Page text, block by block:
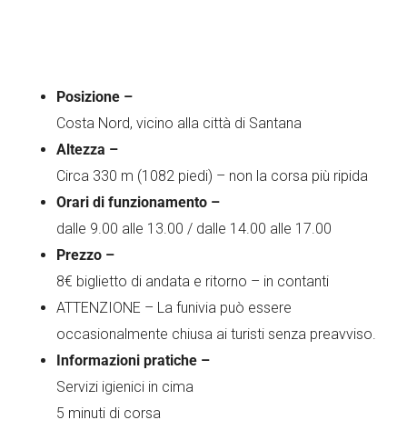
Posizione –
Costa Nord, vicino alla città di Santana
Altezza –
Circa 330 m (1082 piedi) – non la corsa più ripida
Orari di funzionamento –
dalle 9.00 alle 13.00 / dalle 14.00 alle 17.00
Prezzo –
8€ biglietto di andata e ritorno – in contanti
ATTENZIONE – La funivia può essere
occasionalmente chiusa ai turisti senza preavviso.
Informazioni pratiche –
Servizi igienici in cima
5 minuti di corsa